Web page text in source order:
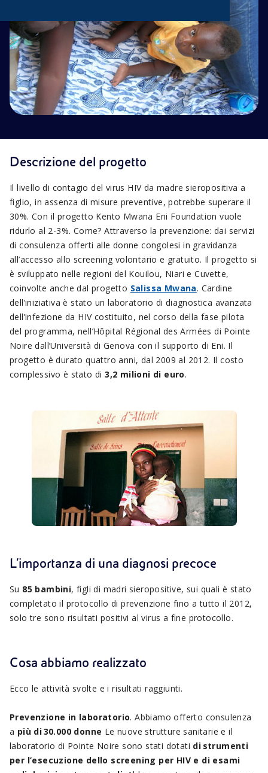
Descrizione del progetto
Il livello di contagio del virus HIV da madre sieropositiva a
figlio, in assenza di misure preventive, potrebbe superare il
30%. Con il progetto Kento Mwana Eni Foundation vuole
ridurlo al 2-3%. Come? Attraverso la prevenzione: dai servizi
di consulenza offerti alle donne congolesi in gravidanza
all’accesso allo screening volontario e gratuito. Il progetto si
è sviluppato nelle regioni del Kouilou, Niari e Cuvette,
coinvolte anche dal progetto Salissa Mwana. Cardine
dell’iniziativa è stato un laboratorio di diagnostica avanzata
dell’infezione da HIV costituito, nel corso della fase pilota
del programma, nell’Hôpital Régional des Armées di Pointe
Noire dall’Università di Genova con il supporto di Eni. Il
progetto è durato quattro anni, dal 2009 al 2012. Il costo
complessivo è stato di3,2 milioni di euro.
L’importanza di una diagnosi precoce
Su 85 bambini, figli di madri sieropositive, sui quali è stato
completato il protocollo di prevenzione fino a tutto il 2012,
solo tre sono risultati positivi al virus a fine protocollo.
Cosa abbiamo realizzato
Ecco le attività svolte e i risultati raggiunti.
Prevenzione in laboratorio. Abbiamo offerto consulenza
a più di 30.000 donne Le nuove strutture sanitarie e il
laboratorio di Pointe Noire sono stati dotati di strumenti
per l’esecuzione dello screening per HIV e di esami